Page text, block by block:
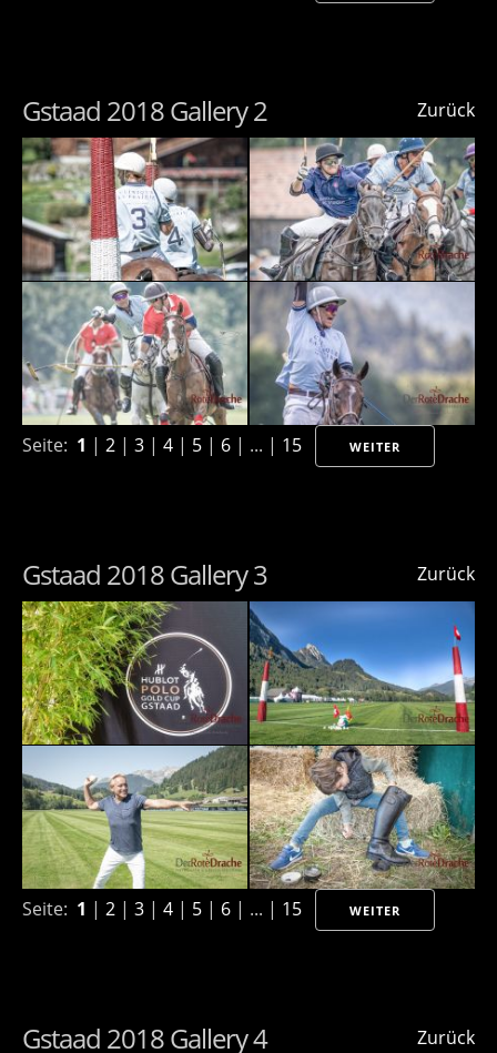
Zurück
Gstaad 2018 Gallery 2
Seite: 1 | 2 | 3 | 4 | 5 | 6 | ... | 15 WEITER
Zurück
Gstaad 2018 Gallery 3
Seite: 1 | 2 | 3 | 4 | 5 | 6 | ... | 15 WEITER
Zurück
Gstaad 2018 Gallery 4